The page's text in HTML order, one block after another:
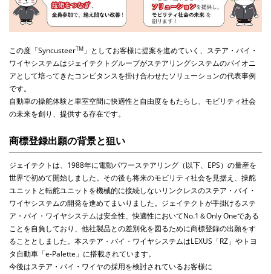
この度「SyncusteerTM 」としてお客様に提案を進めていく、ステア・バイ・
ワイヤシステムはジェイテクトグループがステアリングシステムのパイオニ
アとして培ってきたコンピタンスを掛け合わせたソリューションの代表事例
です。
自動車の操舵体験と車室空間に快適性と自由度をもたらし、モビリティ社会
の未来を創り、提供する存在です。
商標登録出願の背景と狙い
ジェイテクトは、 1988年に電動パワーステアリング（以下、 EPS）の量産を
世界で初めて開始しました。その後も将来のモビリティ社会を見据え、操舵
ユニットと転舵ユニットを機械的に接続しないリンクレスのステア・バイ・
ワイヤシステムの開発を進めてまいりました。ジェイテクトが手掛けるステ
ア・バイ・ワイヤシステムは安全性、快適性においてNo.1 ＆Only Oneである
ことを自負しており、他社製品との差別化を図るために商標登録の出願をす
ることとしました。 本ステア・バイ・ワイヤシステムはLEXUS 「RZ 」やトヨ
タ自動車「e-Palette 」に搭載されています。
今後はステア・バイ・ワイヤの採用を検討されているお客様に